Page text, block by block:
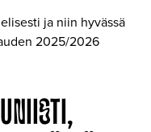
ja niin hyvässä
2025/2026